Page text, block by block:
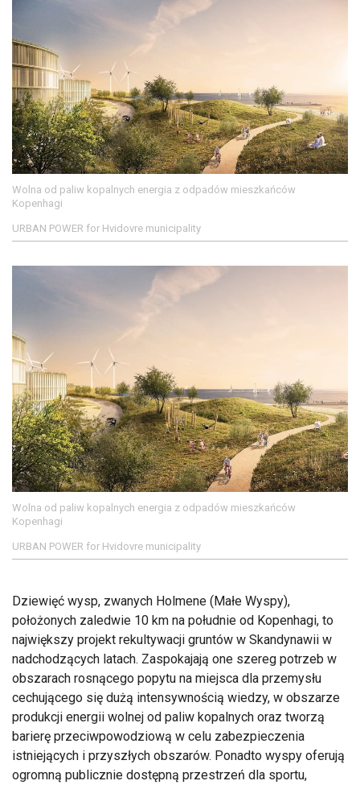
Wolna od paliw kopalnych energia z odpadów mieszkańców
Kopenhagi
URBAN POWER for Hvidovre municipality
Wolna od paliw kopalnych energia z odpadów mieszkańców
Kopenhagi
URBAN POWER for Hvidovre municipality
Dziewięć wysp, zwanych Holmene (Małe Wyspy),
położonych zaledwie 10 km na południe od Kopenhagi, to
największy projekt rekultywacji gruntów w Skandynawii w
nadchodzących latach. Zaspokajają one szereg potrzeb w
obszarach rosnącego popytu na miejsca dla przemysłu
cechującego się dużą intensywnością wiedzy, w obszarze
produkcji energii wolnej od paliw kopalnych oraz tworzą
barierę przeciwpowodziową w celu zabezpieczenia
istniejących i przyszłych obszarów. Ponadto wyspy oferują
ogromną publicznie dostępną przestrzeń dla sportu,